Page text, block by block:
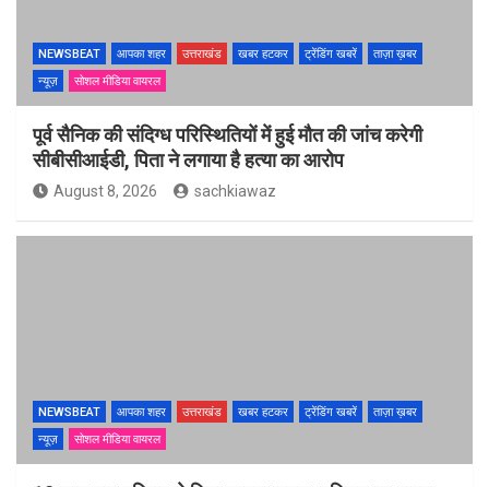
NEWSBEAT आपका शहर उत्तराखंड खबर हटकर ट्रेंडिंग खबरें
ताज़ा ख़बर
न्यूज़
सोशल मीडिया वायरल
पूर्व सैनिक की संदिग्ध परिस्थितियों में हुई मौत की जांच करेगी
सीबीसीआईडी, पिता ने लगाया है हत्या का आरोप
August 8, 2026 sachkiawaz
NEWSBEAT आपका शहर उत्तराखंड खबर हटकर ट्रेंडिंग खबरें
ताज़ा ख़बर
न्यूज़
सोशल मीडिया वायरल